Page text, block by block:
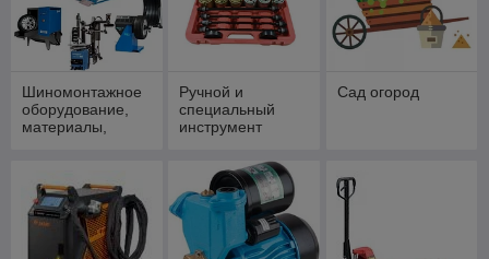
Шиномонтажное
оборудование,
материалы,
Ручной и
специальный
инструмент
Сад огород